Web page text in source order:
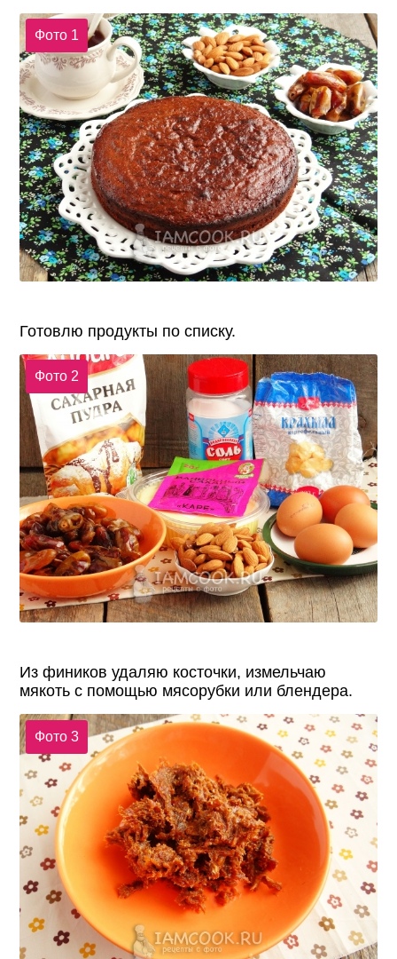
Фото 1
Готовлю продукты по списку.
Фото 2
Из фиников удаляю косточки, измельчаю
мякоть с помощью мясорубки или блендера.
Фото 3